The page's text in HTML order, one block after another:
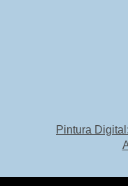
Pintura